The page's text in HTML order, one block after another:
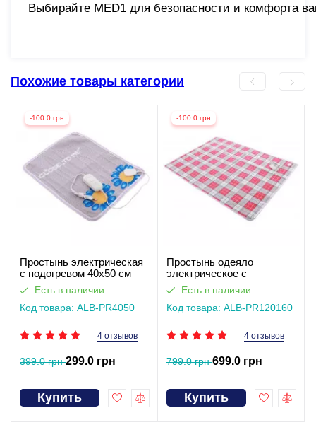
Выбирайте MED1 для безопасности и комфорта
Похожие товары категории
-100.0 грн
Простынь электрическая
с подогревом 40х50 см
Есть в наличии
Код товара: ALB-PR4050
4 отзывов
399.0 грн299.0 грн
Купить
-100.0 грн
Простынь одеяло
электрическое с
подогревом 120х160 см
Есть в наличии
Код товара: ALB-PR120160
4 отзывов
799.0 грн699.0 грн
Купить